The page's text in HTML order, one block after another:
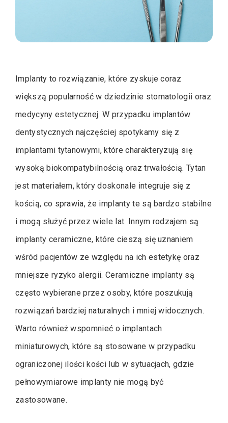
Implanty to rozwiązanie, które zyskuje coraz
większą popularność w dziedzinie stomatologii oraz
medycyny estetycznej. W przypadku implantów
dentystycznych najczęściej spotykamy się z
implantami tytanowymi, które charakteryzują się
wysoką biokompatybilnością oraz trwałością. Tytan
jest materiałem, który doskonale integruje się z
kością, co sprawia, że implanty te są bardzo stabilne
i mogą służyć przez wiele lat. Innym rodzajem są
implanty ceramiczne, które cieszą się uznaniem
wśród pacjentów ze względu na ich estetykę oraz
mniejsze ryzyko alergii. Ceramiczne implanty są
często wybierane przez osoby, które poszukują
rozwiązań bardziej naturalnych i mniej widocznych.
Warto również wspomnieć o implantach
miniaturowych, które są stosowane w przypadku
ograniczonej ilości kości lub w sytuacjach, gdzie
pełnowymiarowe implanty nie mogą być
zastosowane.